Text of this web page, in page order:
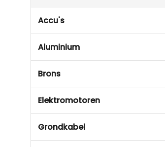
Accu's
Aluminium
Brons
Elektromotoren
Grondkabel